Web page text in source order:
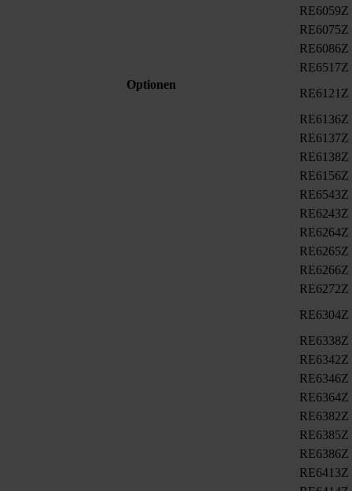
Optionen
RE6059Z
RE6075Z
RE6086Z
RE6517Z
RE6121Z
RE6136Z
RE6137Z
RE6138Z
RE6156Z
RE6543Z
RE6243Z
RE6264Z
RE6265Z
RE6266Z
RE6272Z
RE6304Z
RE6338Z
RE6342Z
RE6346Z
RE6364Z
RE6382Z
RE6385Z
RE6386Z
RE6413Z